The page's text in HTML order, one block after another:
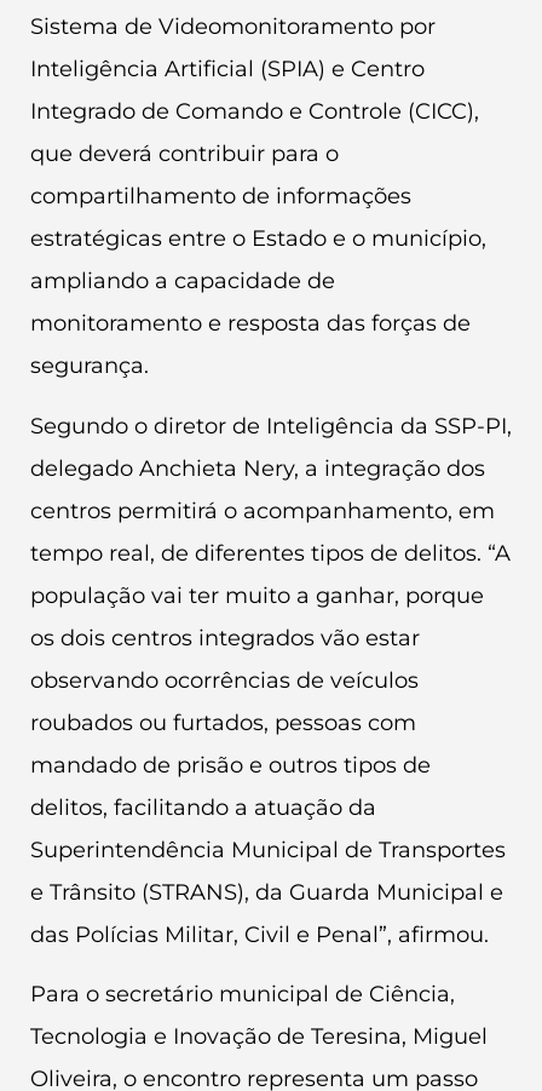
Sistema de Videomonitoramento por
Inteligência Artificial (SPIA) e Centro
Integrado de Comando e Controle (CICC),
que deverá contribuir para o
compartilhamento de informações
estratégicas entre o Estado e o município,
ampliando a capacidade de
monitoramento e resposta das forças de
segurança.
Segundo o diretor de Inteligência da SSP-PI,
delegado Anchieta Nery, a integração dos
centros permitirá o acompanhamento, em
tempo real, de diferentes tipos de delitos. “A
população vai ter muito a ganhar, porque
os dois centros integrados vão estar
observando ocorrências de veículos
roubados ou furtados, pessoas com
mandado de prisão e outros tipos de
delitos, facilitando a atuação da
Superintendência Municipal de Transportes
e Trânsito (STRANS), da Guarda Municipal e
das Polícias Militar, Civil e Penal”, afirmou.
Para o secretário municipal de Ciência,
Tecnologia e Inovação de Teresina, Miguel
Oliveira, o encontro representa um passo